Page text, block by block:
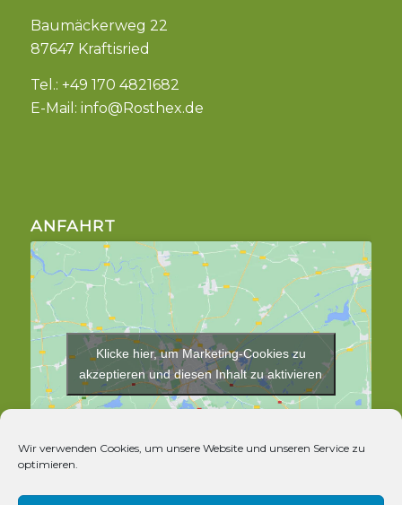
Wir verwenden Cookies, um unsere Website und unseren Service zu
optimieren.
Baumäckerweg 22
87647 Kraftisried
Tel.: +49 170 4821682
E-Mail: info@Rosthex.de
ANFAHRT
Klicke hier, um Marketing-Cookies zu
akzeptieren und diesen Inhalt zu aktivieren